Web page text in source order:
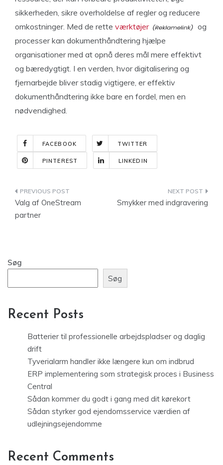
sikkerheden, sikre overholdelse af regler og reducere
omkostninger. Med de rette værktøjer
og
processer kan dokumenthåndtering hjælpe
organisationer med at opnå deres mål mere effektivt
og bæredygtigt. I en verden, hvor digitalisering og
fjernarbejde bliver stadig vigtigere, er effektiv
dokumenthåndtering ikke bare en fordel, men en
nødvendighed.
FACEBOOK TWITTER
PINTEREST LINKEDIN
Indlægsnavigation
Valg af OneStream
partner
Smykker med indgravering
Søg
Søg
Recent Posts
Batterier til professionelle arbejdspladser og daglig
drift
Tyverialarm handler ikke længere kun om indbrud
ERP implementering som strategisk proces i Business
Central
Sådan kommer du godt i gang med dit kørekort
Sådan styrker god ejendomsservice værdien af
udlejningsejendomme
Recent Comments